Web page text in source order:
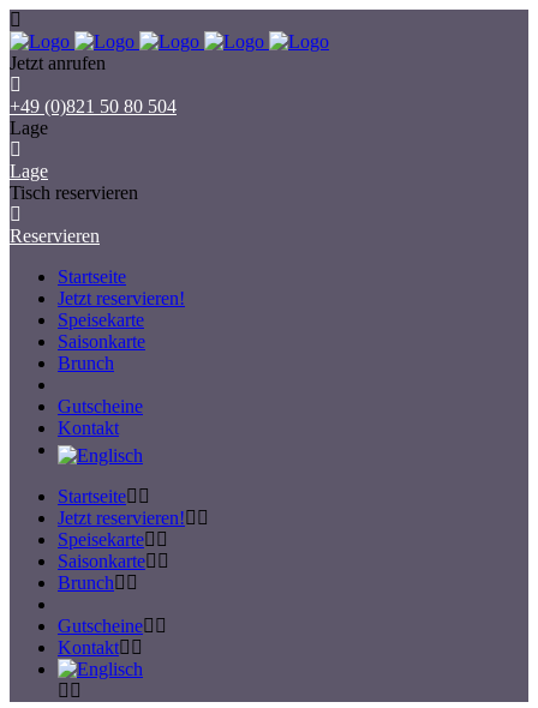
Jetzt anrufen
+49 (0)821 50 80 504
Lage
Lage
Tisch reservieren
Reservieren
Startseite
Jetzt reservieren!
Speisekarte
Saisonkarte
Brunch
Gutscheine
Kontakt
Startseite
Jetzt reservieren!
Speisekarte
Saisonkarte
Brunch
Gutscheine
Kontakt